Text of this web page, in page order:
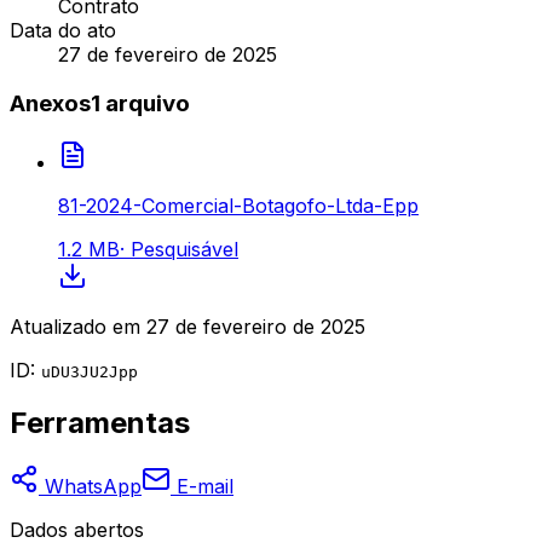
Contrato
Data do ato
27 de fevereiro de 2025
Anexos1 arquivo
81-2024-Comercial-Botagofo-Ltda-Epp
1.2 MB· Pesquisável
Atualizado em 27 de fevereiro de 2025
ID: uDU3JU2Jpp
Ferramentas
WhatsApp
E-mail
Dados abertos